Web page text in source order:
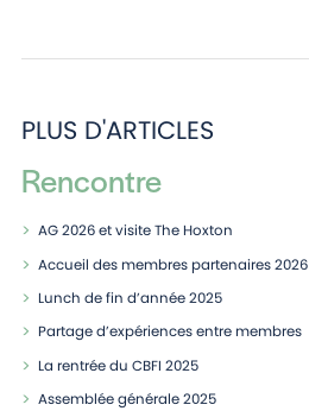
PLUS D'ARTICLES
Rencontre
AG 2026 et visite The Hoxton
Accueil des membres partenaires 2026
Lunch de fin d’année 2025
Partage d’expériences entre membres
La rentrée du CBFI 2025
Assemblée générale 2025